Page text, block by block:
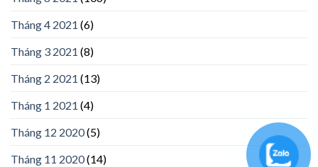
Tháng 4 2021 (6)
Tháng 3 2021 (8)
Tháng 2 2021 (13)
Tháng 1 2021 (4)
Tháng 12 2020(5)
Tháng 11 2020(14)